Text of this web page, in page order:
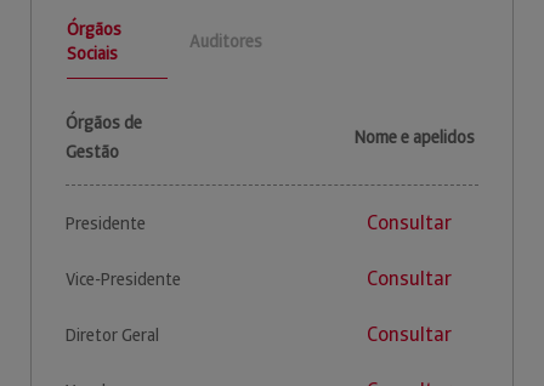
Órgãos
Sociais
Auditores
Órgãos de
Gestão
Nome e apelidos
Presidente Consultar
Vice-Presidente Consultar
Diretor Geral Consultar